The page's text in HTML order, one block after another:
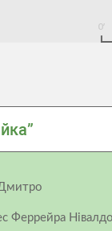
Дмитро
Феррейра